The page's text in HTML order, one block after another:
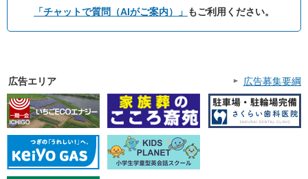
「チャットで質問（AIがご案内）」 もご利用ください。
広告エリア 広告募集要綱